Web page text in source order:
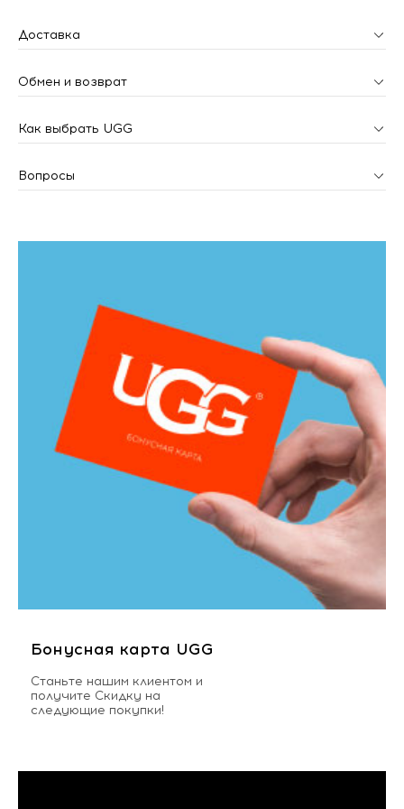
Доставка
Обмен и возврат
Как выбрать UGG
Вопросы
Бонусная карта UGG
Станьте нашим клиентом и
получите Скидку на
следующие покупки!